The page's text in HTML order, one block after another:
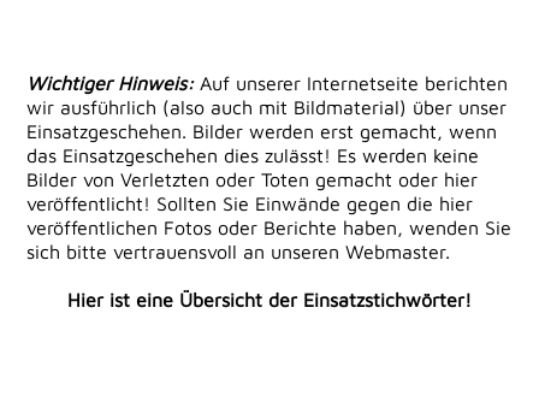
Wichtiger Hinweis: Auf unserer Internetseite berichten
wir ausführlich (also auch mit Bildmaterial) über unser
Einsatzgeschehen. Bilder werden erst gemacht, wenn
das Einsatzgeschehen dies zulässt! Es werden keine
Bilder von Verletzten oder Toten gemacht oder hier
veröffentlicht! Sollten Sie Einwände gegen die hier
veröffentlichen Fotos oder Berichte haben, wenden Sie
sich bitte vertrauensvoll an unseren Webmaster.
Hier ist eine Übersicht der Einsatzstichwörter!